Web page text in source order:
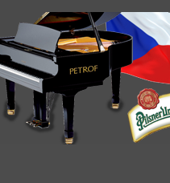
Перейти к
основному
содержанию